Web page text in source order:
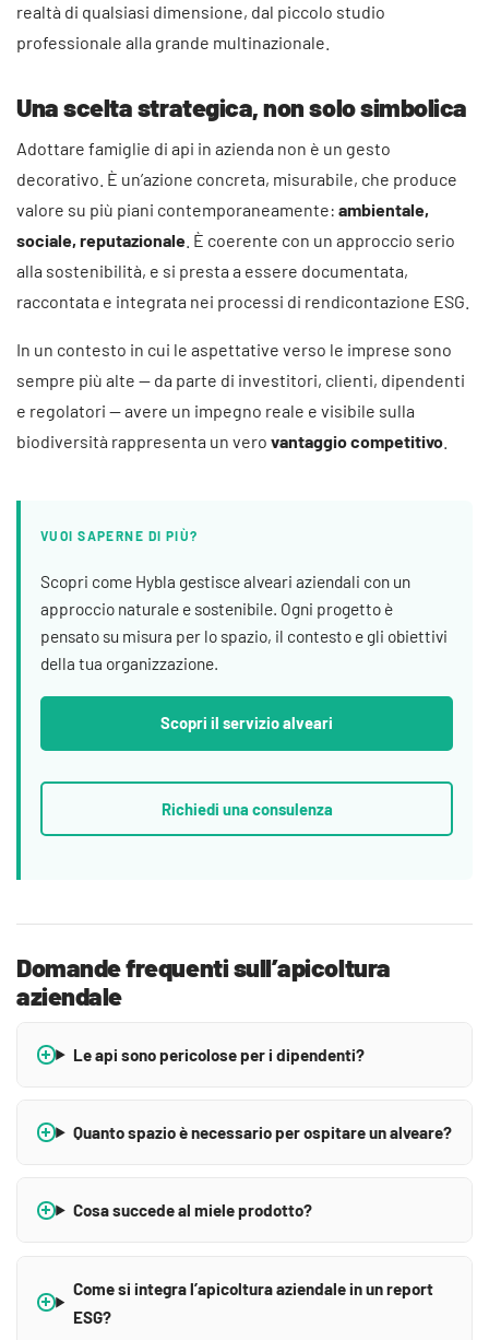
realtà di qualsiasi dimensione, dal piccolo studio
professionale alla grande multinazionale.
Una scelta strategica, non solo simbolica
Adottare famiglie di api in azienda non è un gesto
decorativo. È un’azione concreta, misurabile, che produce
valore su più piani contemporaneamente: ambientale,
sociale, reputazionale . È coerente con un approccio serio
alla sostenibilità, e si presta a essere documentata,
raccontata e integrata nei processi di rendicontazione ESG.
In un contesto in cui le aspettative verso le imprese sono
sempre più alte — da parte di investitori, clienti, dipendenti
e regolatori — avere un impegno reale e visibile sulla
biodiversità rappresenta un vero vantaggio competitivo
VUOI SAPERNE DI PIÙ?
Scopri come Hybla gestisce alveari aziendali con un
approccio naturale e sostenibile. Ogni progetto è
pensato su misura per lo spazio, il contesto e gli obiettivi
della tua organizzazione.
Scopri il servizio alveari
Richiedi una consulenza
Domande frequenti sull’apicoltura
aziendale
Le api sono pericolose per i dipendenti?
Quanto spazio è necessario per ospitare un alveare?
Cosa succede al miele prodotto?
Come si integra l’apicoltura aziendale in un report
ESG?